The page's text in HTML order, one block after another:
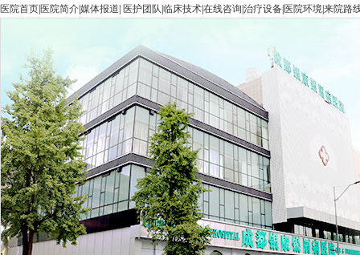
医院首页 医院简介媒体报道 医护团队 临床技术在线咨询 治疗设备 医院环境来院路